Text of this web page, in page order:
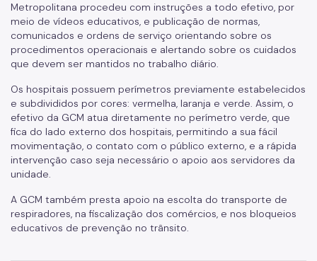
Metropolitana procedeu com instruções a todo efetivo, por
meio de vídeos educativos, e publicação de normas,
comunicados e ordens de serviço orientando sobre os
procedimentos operacionais e alertando sobre os cuidados
que devem ser mantidos no trabalho diário.
Os hospitais possuem perímetros previamente estabelecidos
e subdivididos por cores: vermelha, laranja e verde. Assim, o
efetivo da GCM atua diretamente no perímetro verde, que
fica do lado externo dos hospitais, permitindo a sua fácil
movimentação, o contato com o público externo, e a rápida
intervenção caso seja necessário o apoio aos servidores da
unidade.
A GCM também presta apoio na escolta do transporte de
respiradores, na fiscalização dos comércios, e nos bloqueios
educativos de prevenção no trânsito.